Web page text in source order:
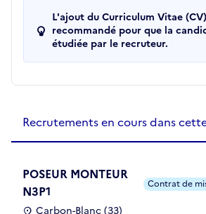
L'ajout du Curriculum Vitae
recommandé pour que la
étudiée par le recruteur.
Recrutements en cours dans
POSEUR MONTEUR
N3P1
Carbon-Blanc (33)
Contrat de